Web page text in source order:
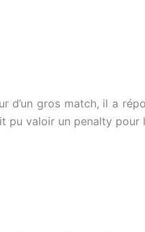
d’un gros match, il a
pu valoir un penalty pour